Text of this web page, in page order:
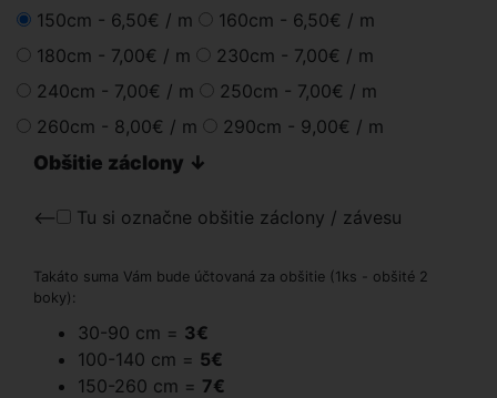
150cm - 6,50€ / m 160cm - 6,50€ / m
180cm - 7,00€ / m 230cm - 7,00€ / m
240cm - 7,00€ / m 250cm - 7,00€ / m
260cm - 8,00€ / m 290cm - 9,00€ / m
Obšitie záclony ↓
<-- Tu si označne obšitie záclony / závesu
Takáto suma Vám bude účtovaná za obšitie (1ks - obšité 2
boky):
30-90 cm = 3€
100-140 cm = 5€
150-260 cm = 7€